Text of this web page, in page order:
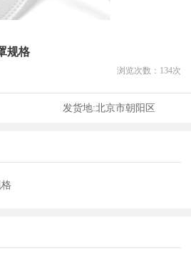
规格
浏览次数： 134次
发货地:北京市朝阳区